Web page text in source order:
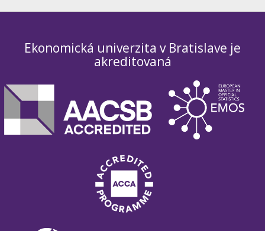
Ekonomická univerzita v Bratislave je
akreditovaná